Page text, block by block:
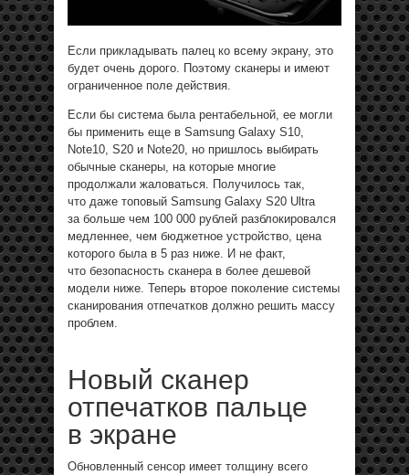
Если прикладывать палец ко всему экрану, это
будет очень дорого. Поэтому сканеры и имеют
ограниченное поле действия.
Если бы система была рентабельной, ее могли
бы применить еще в Samsung Galaxy S10,
Note10, S20 и Note20, но пришлось выбирать
обычные сканеры, на которые многие
продолжали жаловаться. Получилось так,
что даже топовый Samsung Galaxy S20 Ultra
за больше чем 100 000 рублей разблокировался
медленнее, чем бюджетное устройство, цена
которого была в 5 раз ниже. И не факт,
что безопасность сканера в более дешевой
модели ниже. Теперь второе поколение системы
сканирования отпечатков должно решить массу
проблем.
Новый сканер
отпечатков пальце
в экране
Обновленный сенсор имеет толщину всего